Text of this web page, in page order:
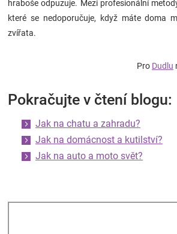
hraboše odpuzuje. Mezi profesionální
které se nedoporučuje, když máte doma
zvířata.
Pro Dudlu
Pokračujte v čtení blogu:
Jak na chatu a zahradu?
Jak na domácnost a kutilství?
Jak na auto a moto svět?